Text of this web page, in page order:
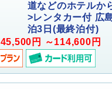
道などのホテルか
>レンタカー付 広
泊3日(最終泊付)
45,500円 ～114,600円